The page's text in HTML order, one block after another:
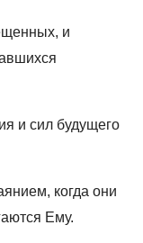
и
и сил будущего
когда они
Ему.